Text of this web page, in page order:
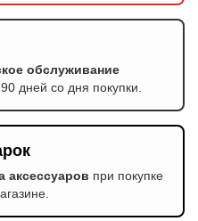
обслуживание
дней со дня покупки.
аксессуаров при покупке